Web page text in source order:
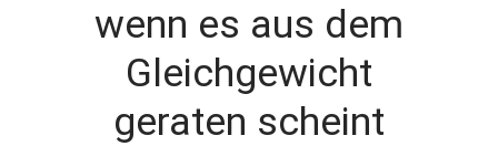
wenn es aus dem
Gleichgewicht
geraten scheint